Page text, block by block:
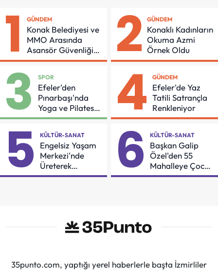
1 GÜNDEM
Konak Belediyesi ve
MMO Arasında
Asansör Güvenliği
İçin Önemli Protokol
2 GÜNDEM
Konaklı Kadınların
Okuma Azmi
Örnek Oldu
3 SPOR
Efeler'den
Pınarbaşı'nda
Yoga ve Pilates
Buluşması
4 GÜNDEM
Efeler'de Yaz
Tatili Satrançla
Renkleniyor
5 KÜLTÜR-SANAT
Engelsiz Yaşam
Merkezi'nde
Üreterek
Güçleniyorlar
6 KÜLTÜR-SANAT
Başkan Galip
Özel'den 55
Mahalleye Çocuk
Şenliği
35punto.com, yaptığı yerel haberlerle başta İzmirliler